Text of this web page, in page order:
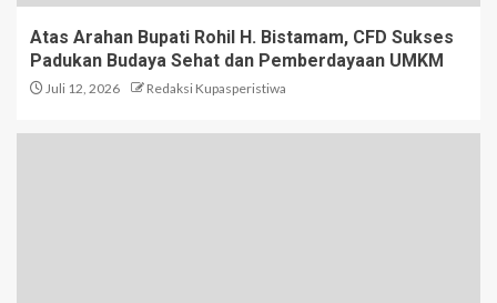
Atas Arahan Bupati Rohil H. Bistamam, CFD Sukses
Padukan Budaya Sehat dan Pemberdayaan UMKM
Juli 12, 2026 Redaksi Kupasperistiwa